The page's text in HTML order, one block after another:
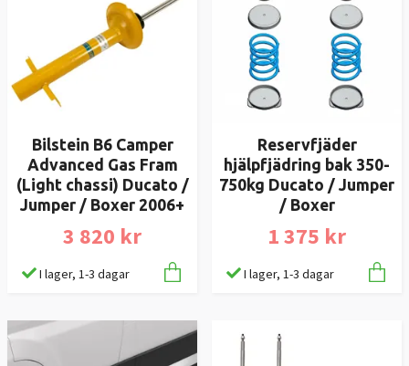
Bilstein B6 Camper
Advanced Gas Fram
(Light chassi) Ducato /
Jumper / Boxer 2006+
3 820 kr
I lager, 1-3 dagar
Reservfjäder
hjälpfjädring bak 350-
750kg Ducato / Jumper
/ Boxer
1 375 kr
I lager, 1-3 dagar